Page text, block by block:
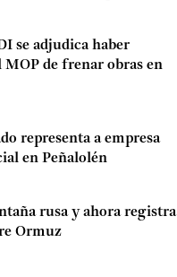
se adjudica haber
de frenar obras en
representa a empresa
en Peñalolén
rusa y ahora registra
Ormuz